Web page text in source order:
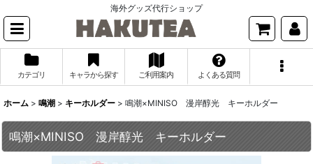
海外グッズ代行ショップ
カテゴリ キャラから探す ご利用案内 よくある質問
ホーム > 鳴潮 > キーホルダー > 鳴潮×MINISO 漫岸醇光 キーホルダー
鳴潮×MINISO 漫岸醇光 キーホルダー